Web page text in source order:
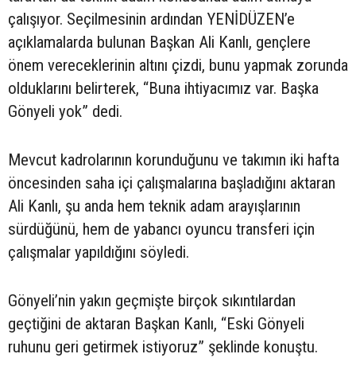
çalışıyor. Seçilmesinin ardından YENİDÜZEN’e
açıklamalarda bulunan Başkan Ali Kanlı, gençlere
önem vereceklerinin altını çizdi, bunu yapmak zorunda
olduklarını belirterek, “Buna ihtiyacımız var. Başka
Gönyeli yok” dedi.
Mevcut kadrolarının korunduğunu ve takımın iki hafta
öncesinden saha içi çalışmalarına başladığını aktaran
Ali Kanlı, şu anda hem teknik adam arayışlarının
sürdüğünü, hem de yabancı oyuncu transferi için
çalışmalar yapıldığını söyledi.
Gönyeli’nin yakın geçmişte birçok sıkıntılardan
geçtiğini de aktaran Başkan Kanlı, “Eski Gönyeli
ruhunu geri getirmek istiyoruz” şeklinde konuştu.